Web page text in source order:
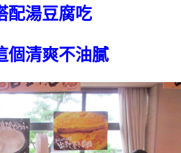
配湯豆腐吃
個清爽不油膩